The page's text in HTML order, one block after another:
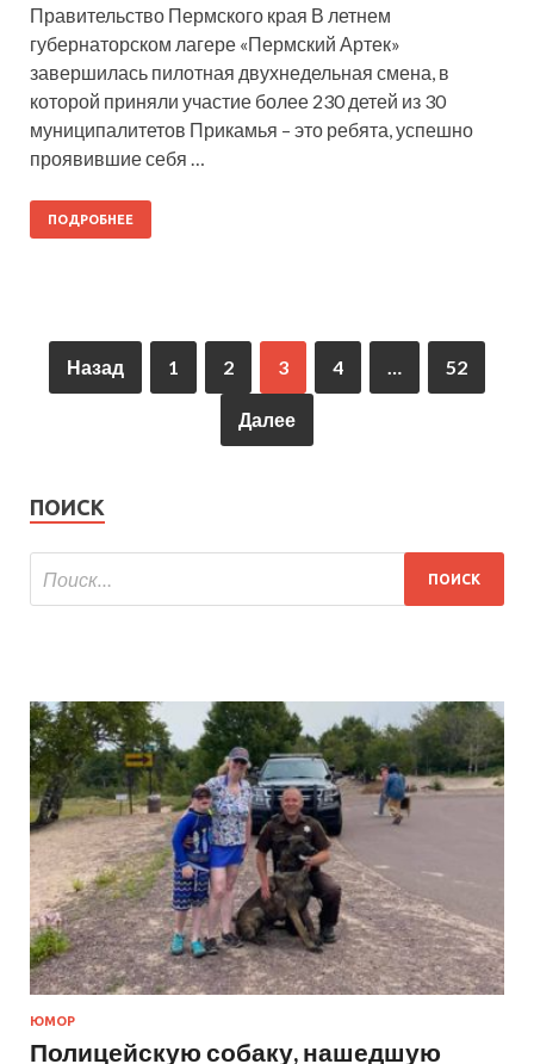
Правительство Пермского края В летнем
губернаторском лагере «Пермский Артек»
завершилась пилотная двухнедельная смена, в
которой приняли участие более 230 детей из 30
муниципалитетов Прикамья – это ребята, успешно
проявившие себя …
ПОДРОБНЕЕ
Назад 1 2 3 4 … 52
Далее
ПОИСК
ЮМОР
Полицейскую собаку, нашедшую